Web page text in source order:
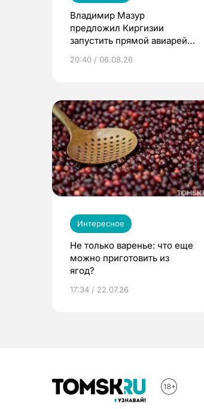
Владимир Мазур
предложил Киргизии
запустить прямой авиарейс
20:40 / 06.08.26
Интересное
Не только варенье: что еще
можно приготовить из
ягод?
17:34 / 22.07.26